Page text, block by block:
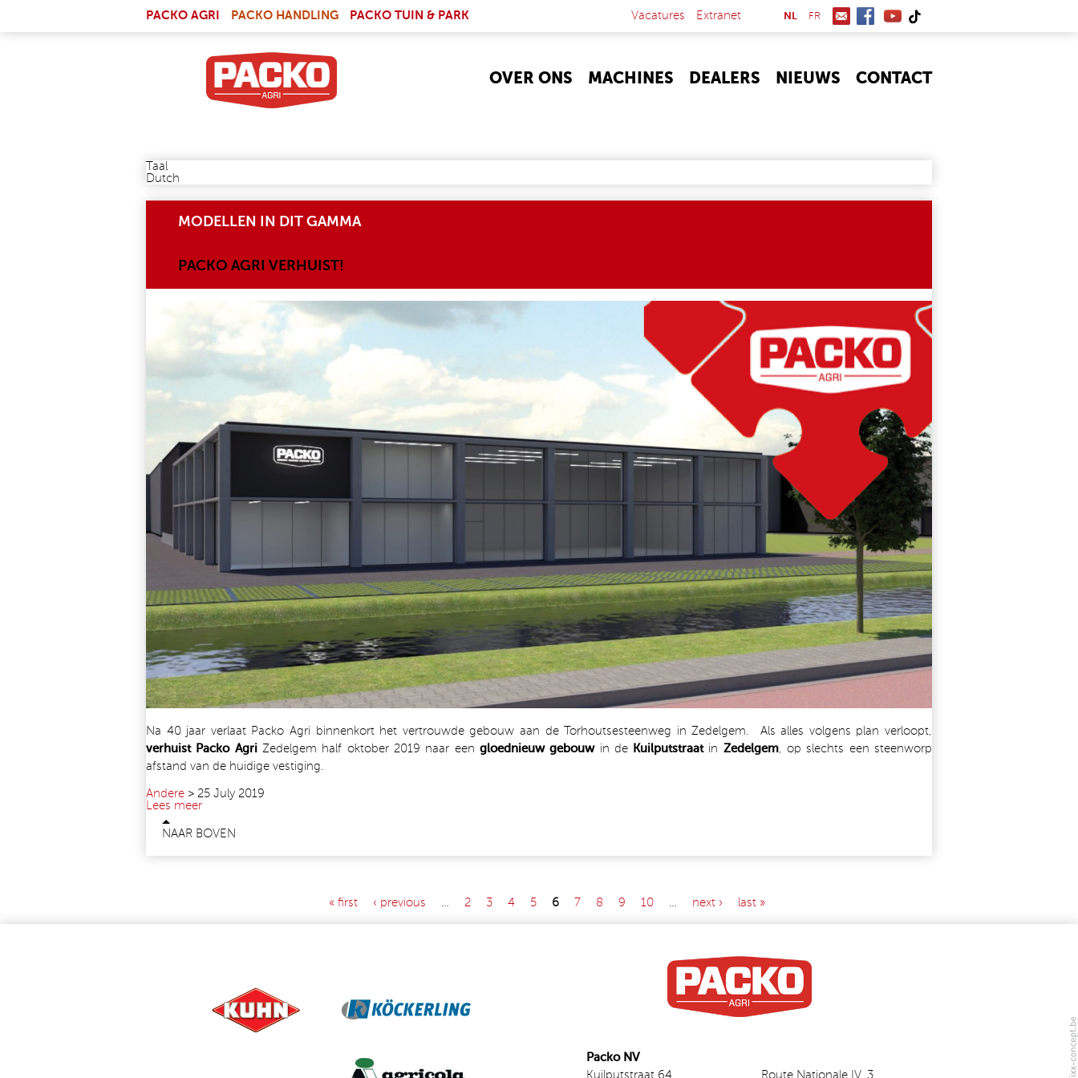
PACKO AGRI
PACKO HANDLING PACKO TUIN & PARK Vacatures Extranet NL FR
OVER ONS MACHINES DEALERS NIEUWS CONTACT
Taal
Dutch
MODELLEN IN DIT GAMMA
PACKO AGRI VERHUIST!
WEBSITE_HOMEPAGE_NIEUW_GEBOUW.JPG
Na 40 jaar verlaat Packo Agri binnenkort het vertrouwde gebouw aan de Torhoutsesteenweg in Zedelgem. Als alles volgens plan verloopt,
verhuist Packo Agri Zedelgem half oktober 2019 naar een gloednieuw gebouwin de Kuilputstraatin Zedelgem, op slechts een steenworp
afstand van de huidige vestiging.
Andere > 25 July 2019
Lees meer
NAAR BOVEN
« first ‹ previous 2 3 4 5 6 7 8 9 10 next › last »
Packo NV
Kuilputstraat 64
Route Nationale IV, 3